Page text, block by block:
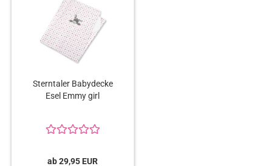
Sterntaler Babydecke
Esel Emmy girl
ab 29,95 EUR